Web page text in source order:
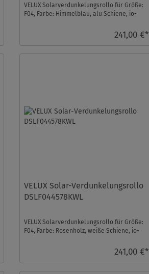
VELUX Solarverdunkelungsrollo für Größe:
F04, Farbe: Himmelblau, alu Schiene, io-
241,00 €*
VELUX Solar-Verdunkelungsrollo
DSLF044578KWL
VELUX Solarverdunkelungsrollo für Größe:
F04, Farbe: Rosenholz, weiße Schiene, io-
241,00 €*